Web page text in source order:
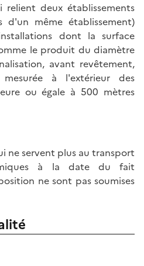
relient deux établissements
d'un même établissement)
dont la surface
le produit du diamètre
avant revêtement,
à l'extérieur des
ou égale à 500 mètres
ne servent plus au transport
à la date du fait
ne sont pas soumises